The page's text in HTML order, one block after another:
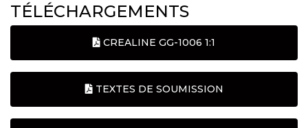
TÉLÉCHARGEMENTS
CREALINE GG-1006 1:1
TEXTES DE SOUMISSION